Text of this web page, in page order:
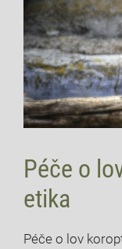
Péče o
etika
Péče o lov